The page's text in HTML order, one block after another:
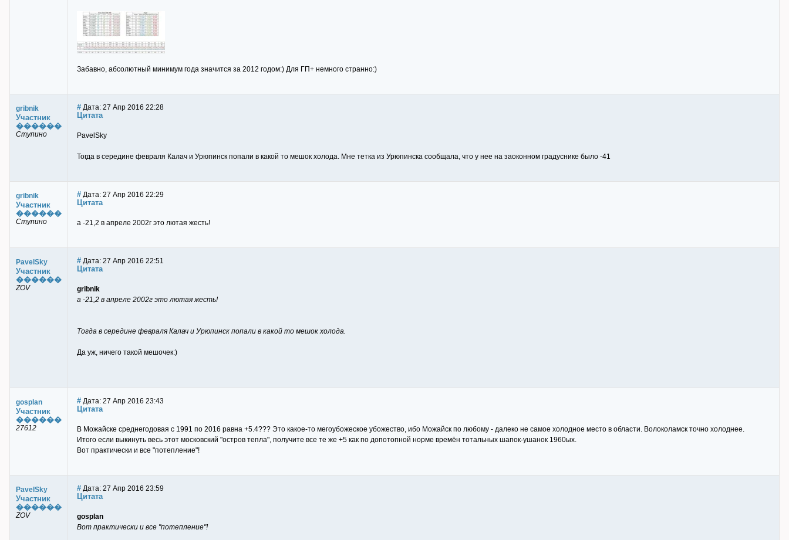
Забавно, абсолютный минимум года значится за 2012 годом:) Для ГП+ немного странно:)
gribnik
Участник
������
Ступино
# Дата: 27 Апр 2016 22:28
Цитата
PavelSky
Тогда в середине февраля Калач и Урюпинск попали в какой то мешок холода. Мне тетка из Урюпинска сообщала, что у нее на заоконном градуснике было -41
gribnik
Участник
������
Ступино
# Дата: 27 Апр 2016 22:29
Цитата
а -21,2 в апреле 2002г это лютая жесть!
PavelSky
Участник
������
ZOV
# Дата: 27 Апр 2016 22:51
Цитата
gribnik
а -21,2 в апреле 2002г это лютая жесть!
Тогда в середине февраля Калач и Урюпинск попали в какой то мешок холода.
Да уж, ничего такой мешочек:)
gosplan
Участник
������
27612
# Дата: 27 Апр 2016 23:43
Цитата
В Можайске среднегодовая с 1991 по 2016 равна +5.4??? Это какое-то мегоубожеское убожество, ибо Можайск по любому - далеко не самое холодное место в области. Волоколамск точно холоднее.
Итого если выкинуть весь этот московский "остров тепла", получите все те же +5 как по допотопной норме времён тотальных шапок-ушанок 1960ых.
Вот практически и все "потепление"!
PavelSky
Участник
������
ZOV
# Дата: 27 Апр 2016 23:59
Цитата
gosplan
Вот практически и все "потепление"!